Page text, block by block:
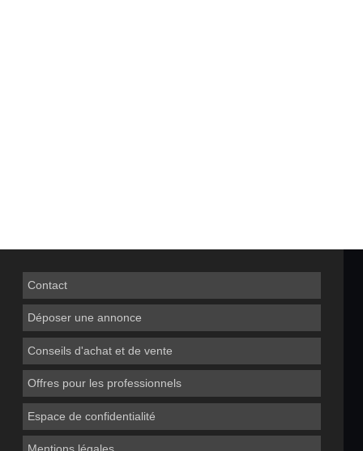
Contact
Déposer une annonce
Conseils d'achat et de vente
Offres pour les professionnels
Espace de confidentialité